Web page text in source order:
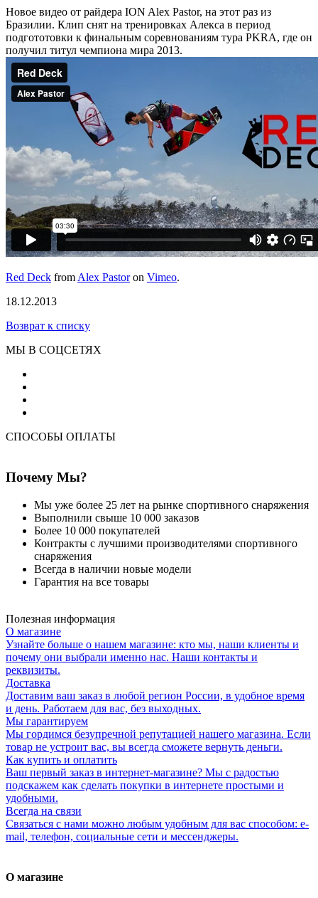
Новое видео от райдера ION Alex Pastor, на этот раз из
Бразилии. Клип снят на тренировках Алекса в период
подгототовки к финальным соревнованиям тура PKRA, где он
получил титул чемпиона мира 2013.
Red Deck from Alex Pastoron Vimeo.
18.12.2013
Возврат к списку
МЫ В СОЦСЕТЯХ
СПОСОБЫ ОПЛАТЫ
Почему Мы?
Мы уже более 25 лет на рынке спортивного снаряжения
Выполнили свыше 10 000 заказов
Более 10 000 покупателей
Контракты с лучшими производителями спортивного
снаряжения
Всегда в наличии новые модели
Гарантия на все товары
Полезная информация
О магазине
Узнайте больше о нашем магазине: кто мы, наши клиенты и
почему они выбрали именно нас. Наши контакты и
реквизиты.
Доставка
Доставим ваш заказ в любой регион России, в удобное время
и день. Работаем для вас, без выходных.
Мы гарантируем
Мы гордимся безупречной репутацией нашего магазина. Если
товар не устроит вас, вы всегда сможете вернуть деньги.
Как купить и оплатить
Ваш первый заказ в интернет-магазине? Мы с радостью
подскажем как сделать покупки в интернете простыми и
удобными.
Всегда на связи
Связаться с нами можно любым удобным для вас способом: e-
mail, телефон, социальные сети и мессенджеры.
О магазине